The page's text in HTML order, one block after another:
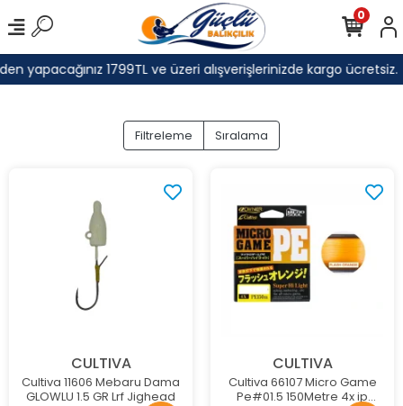
yapacağınız 1799TL ve üzeri alışverişlerinizde kargo ücretsiz.
0
Filtreleme Sıralama
CULTIVA
Cultiva 11606 Mebaru Dama
GLOWLU 1.5 GR Lrf Jighead
CULTIVA
Cultiva 66107 Micro Game
Pe#01.5 150Metre 4x ip